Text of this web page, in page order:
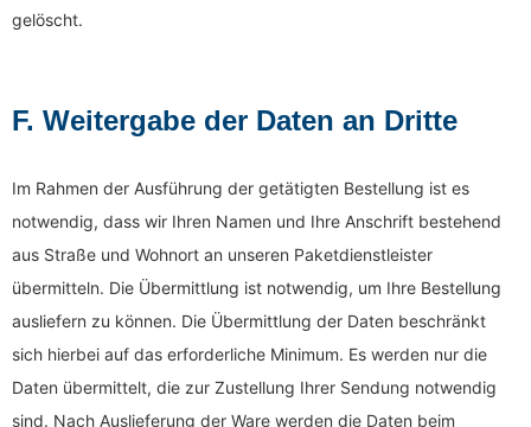
gelöscht.
F. Weitergabe der Daten an Dritte
Im Rahmen der Ausführung der getätigten Bestellung ist es
notwendig, dass wir Ihren Namen und Ihre Anschrift bestehend
aus Straße und Wohnort an unseren Paketdienstleister
übermitteln. Die Übermittlung ist notwendig, um Ihre Bestellung
ausliefern zu können. Die Übermittlung der Daten beschränkt
sich hierbei auf das erforderliche Minimum. Es werden nur die
Daten übermittelt, die zur Zustellung Ihrer Sendung notwendig
sind. Nach Auslieferung der Ware werden die Daten beim